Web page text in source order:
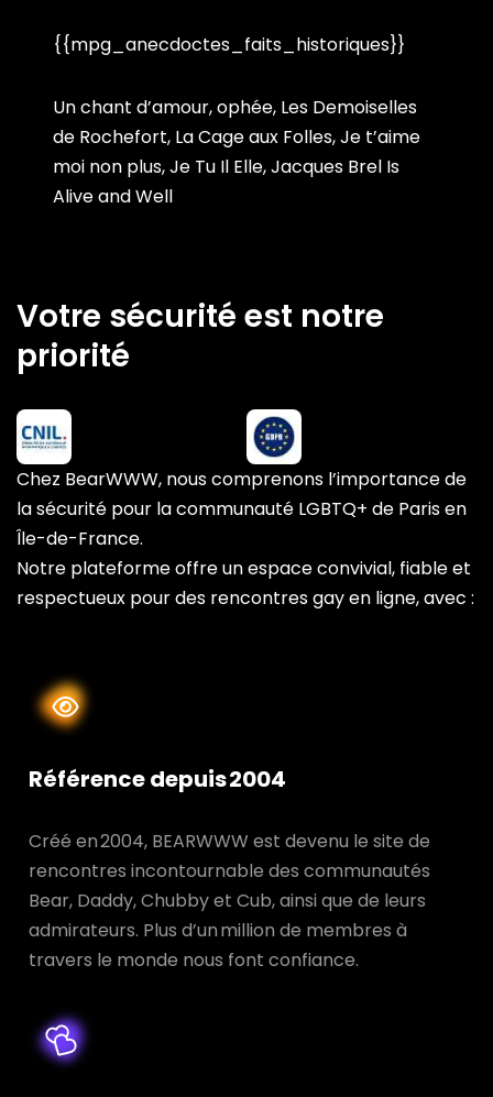
{{mpg_anecdoctes_faits_historiques}}
Un chant d’amour, ophée, Les Demoiselles
de Rochefort, La Cage aux Folles, Je t’aime
moi non plus, Je Tu Il Elle, Jacques Brel Is
Alive and Well
Votre sécurité est notre
priorité
Chez BearWWW, nous comprenons l’importance de
la sécurité pour la communauté LGBTQ+ de Paris en
Île-de-France.
Notre plateforme offre un espace convivial, fiable et
respectueux pour des rencontres gay en ligne, avec :
Référence depuis 2004
Créé en 2004, BEARWWW est devenu le site de
rencontres incontournable des communautés
Bear, Daddy, Chubby et Cub, ainsi que de leurs
admirateurs. Plus d’un million de membres à
travers le monde nous font confiance.